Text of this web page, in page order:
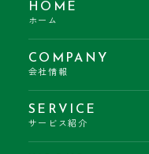
HOME
ホーム
COMPANY
会社情報
SERVICE
サービス紹介